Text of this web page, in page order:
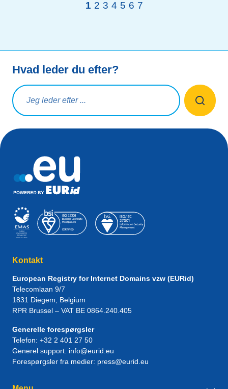
1 2 3 4 5 6 7
Hvad leder du efter?
Søg på forespørgsel
Kontakt
European Registry for Internet Domains vzw (EURid)
Telecomlaan 9/7
1831 Diegem , Belgium
RPR Brussel – VAT BE 0864.240.405
Generelle forespørgsler
Telefon: +32 2 401 27 50
Generel support: info@eurid.eu
Forespørgsler fra medier: press@eurid.eu